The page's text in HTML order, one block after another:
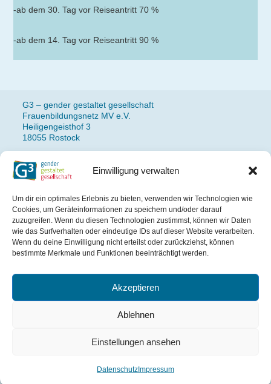
Einwilligung verwalten
Um dir ein optimales Erlebnis zu bieten, verwenden wir Technologien wie
Cookies, um Geräteinformationen zu speichern und/oder darauf
zuzugreifen. Wenn du diesen Technologien zustimmst, können wir Daten
wie das Surfverhalten oder eindeutige IDs auf dieser Website verarbeiten.
Wenn du deine Einwilligung nicht erteilst oder zurückziehst, können
bestimmte Merkmale und Funktionen beeinträchtigt werden.
Akzeptieren
Ablehnen
Einstellungen ansehen
Datenschutz Impressum
-ab dem 30. Tag vor Reiseantritt 70 %
-ab dem 14. Tag vor Reiseantritt 90 %
G3 – gender gestaltet gesellschaft
Frauenbildungsnetz MV e.V.
Heiligengeisthof 3
18055 Rostock
Fon: 0381 490 77 14
Impressum
Datenschutz
Das Projekt wird gefördert
Mecklenburg-Vorpommern.